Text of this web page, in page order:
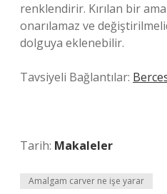
renklendirir. Kırılan bir
onarılamaz ve
dolguya eklenebilir.
Tavsiyeli Bağlantılar:
Tarih: Makaleler
Amalgam carver ne işe yarar